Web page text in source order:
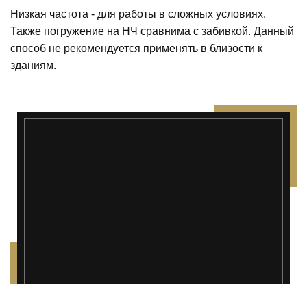
Низкая частота - для работы в сложных условиях.
Также погружение на НЧ сравнима с забивкой. Данный
способ не рекомендуется применять в близости к
зданиям.